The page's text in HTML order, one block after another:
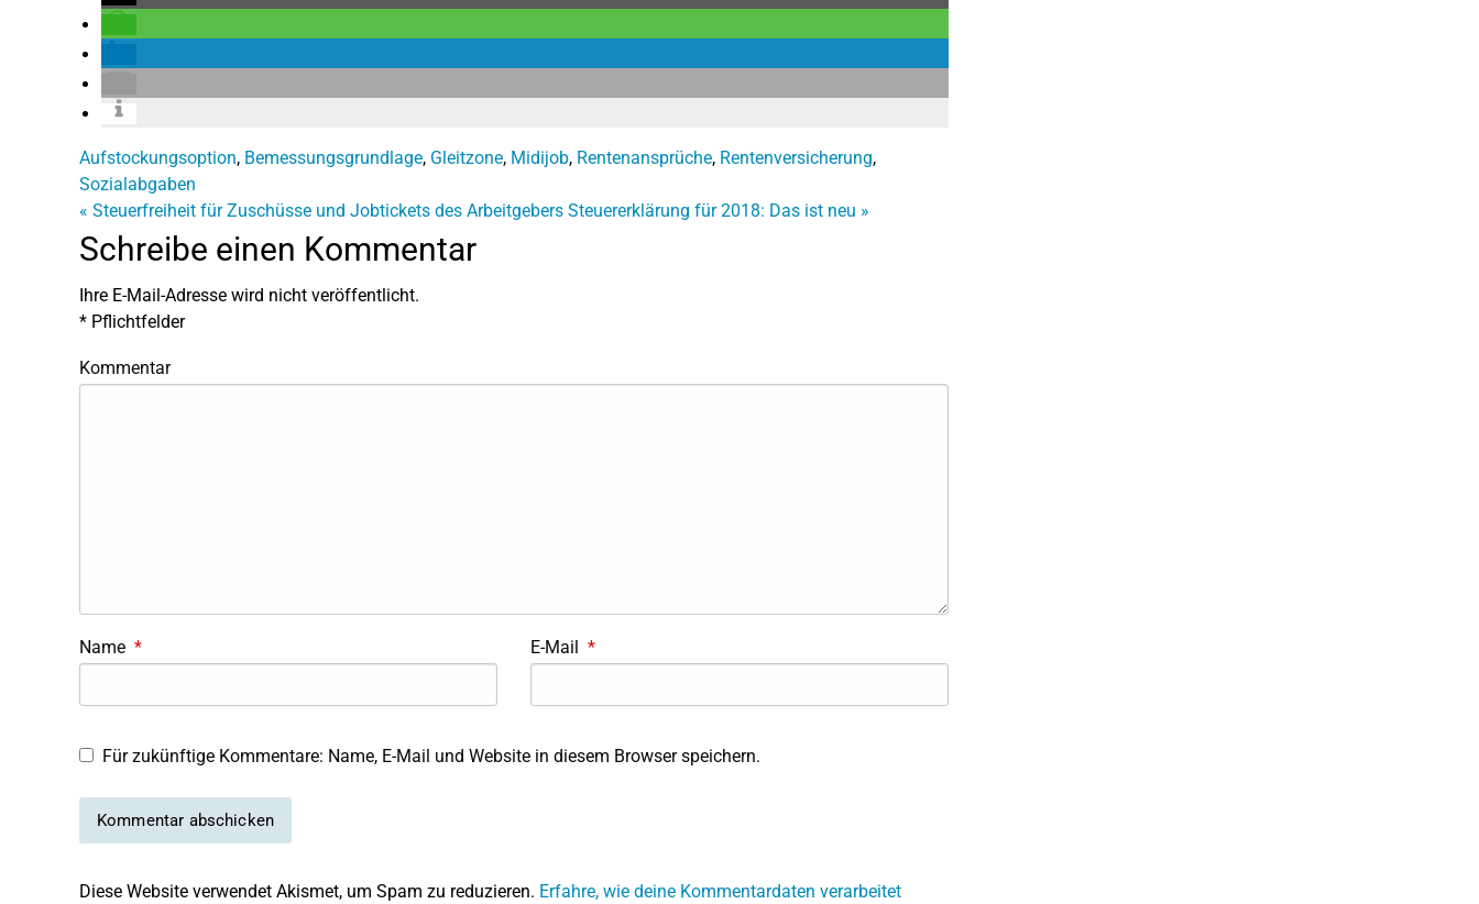
Aufstockungsoption, Bemessungsgrundlage, Gleitzone, Midijob, Rentenansprüche, Rentenversicherung,
Sozialabgaben
« Steuerfreiheit für Zuschüsse und Jobtickets des Arbeitgebers Steuererklärung für 2018: Das ist neu »
Schreibe einen Kommentar
Ihre E-Mail-Adresse wird nicht veröffentlicht.
* Pflichtfelder
Kommentar
Name * E-Mail *
Für zukünftige Kommentare: Name, E-Mail und Website in diesem Browser speichern.
Diese Website verwendet Akismet, um Spam zu reduzieren. Erfahre, wie deine Kommentardaten verarbeitet